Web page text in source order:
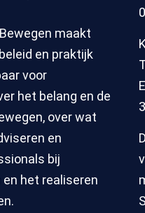
maakt
en praktijk
voor
het belang en de
over wat
en
bij
het realiseren